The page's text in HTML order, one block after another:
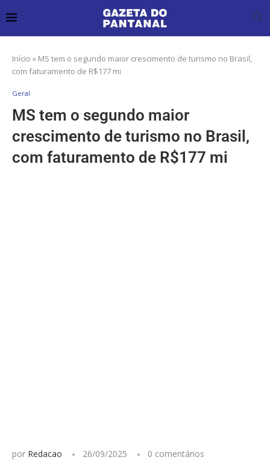
Início » MS tem o segundo maior crescimento de turismo no Brasil,
com faturamento de R$177 mi
Geral
MS tem o segundo maior
crescimento de turismo no Brasil,
com faturamento de R$177 mi
por Redacao 26/09/2025 0 comentários